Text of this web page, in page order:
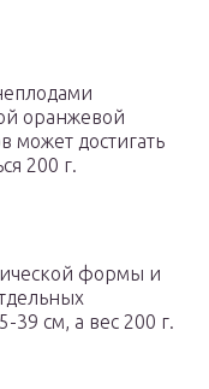
оранжевой
может достигать
200 г.
формы и
см, а вес 200 г.